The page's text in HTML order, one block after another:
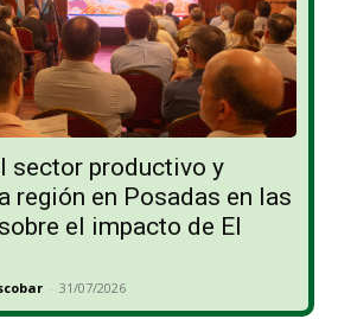
sector productivo y
región en Posadas en las
el impacto de El
- 31/07/2026